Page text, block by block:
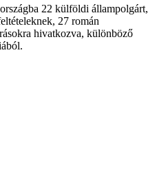
22 külföldi állampolgárt,
27 román
hivatkozva, különböző